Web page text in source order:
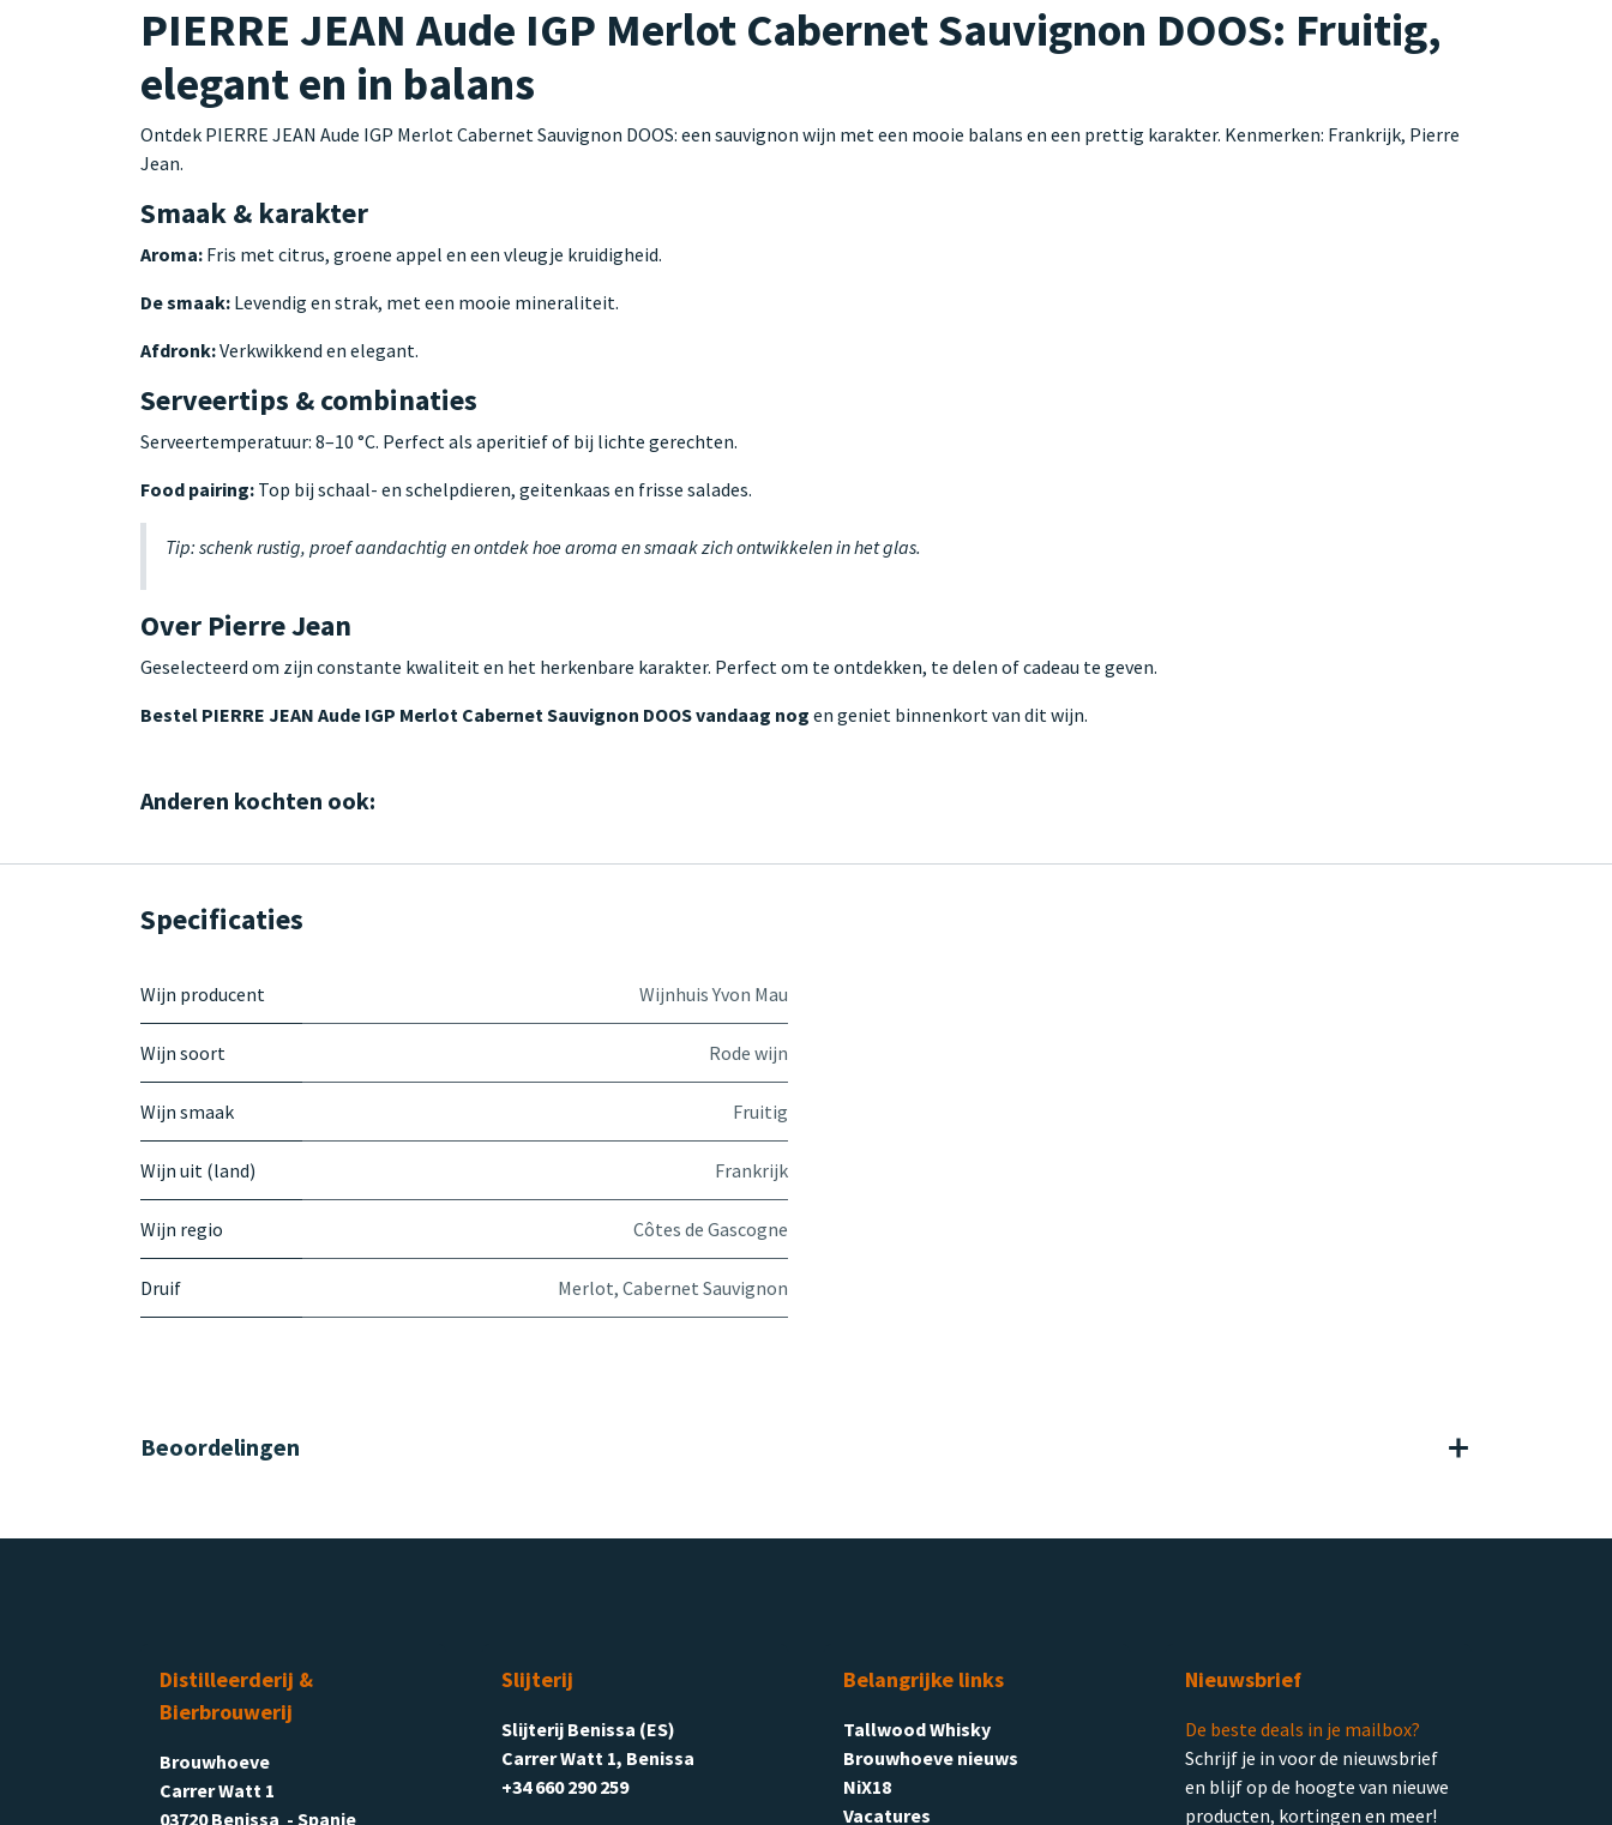
PIERRE JEAN Aude IGP Merlot Cabernet Sauvignon DOOS: Fruitig,
elegant en in balans
Ontdek PIERRE JEAN Aude IGP Merlot Cabernet Sauvignon DOOS: een sauvignon wijn met een mooie balans en een prettig karakter. Kenmerken: Frankrijk, Pierre
Jean.
Smaak & karakter
Aroma: Fris met citrus, groene appel en een vleugje kruidigheid.
De smaak: Levendig en strak, met een mooie mineraliteit.
Afdronk:Verkwikkend en elegant.
Serveertips & combinaties
Serveertemperatuur: 8–10 °C. Perfect als aperitief of bij lichte gerechten.
Food pairing: Top bij schaal- en schelpdieren, geitenkaas en frisse salades.
Tip: schenk rustig, proef aandachtig en ontdek hoe aroma en smaak zich ontwikkelen in het glas.
Over Pierre Jean
Geselecteerd om zijn constante kwaliteit en het herkenbare karakter. Perfect om te ontdekken, te delen of cadeau te geven.
Bestel PIERRE JEAN Aude IGP Merlot Cabernet Sauvignon DOOS vandaag nog en geniet binnenkort van dit wijn.
Anderen kochten ook:
Specificaties
Wijn producent Wijnhuis Yvon Mau
Wijn soort Rode wijn
Wijn smaak Fruitig
Wijn uit (land) Frankrijk
Wijn regio Côtes de Gascogne
Druif Merlot, Cabernet Sauvignon
Beoordelingen
Distilleerderij &
Bierbrouwerij
Brouwhoeve
Carrer Watt 1
03720 Benissa - Spanje
Slijterij
Slijterij Benissa (ES)
Carrer Watt 1, Benissa
+34 660 290 259
Belangrijke links
Tallwood Whisky
Brouwhoeve nieuws
NiX18
Vacatures
Nieuwsbrief
De beste deals in je mailbox?
Schrijf je in voor de nieuwsbrief
en blijf op de hoogte van nieuwe
producten, kortingen en meer!